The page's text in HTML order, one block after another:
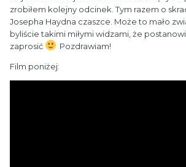
zrobiłem kolejny odcinek. Tym razem o
Josepha Haydna czaszce. Może to mało
byliście takimi miłymi widzami, że
zaprosić
Pozdrawiam!
Film poniżej: